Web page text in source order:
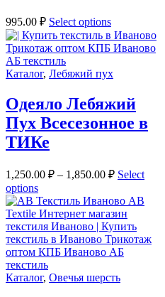
995.00 ₽ Select options
Каталог, Лебяжий пух
Одеяло Лебяжий
Пух Всесезонное в
ТИКе
1,250.00 ₽ – 1,850.00 ₽ Select
options
Каталог, Овечья шерсть